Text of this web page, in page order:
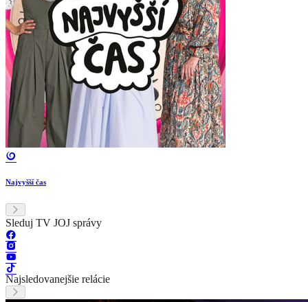
Najvyšší čas
Sleduj TV JOJ správy
Najsledovanejšie relácie